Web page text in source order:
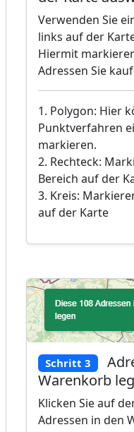
Verwenden Sie
links auf der
Hiermit
Adressen Sie
1. Polygon: Hier
Punktverfahren
markieren.
2. Rechteck:
Bereich auf der
3. Kreis:
auf der Karte
Schritt 3
Warenkorb
Klicken Sie auf
Adressen in den